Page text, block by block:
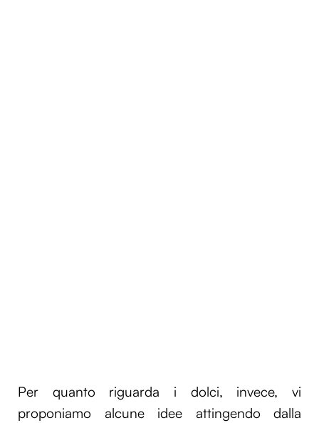
Per quanto riguarda i dolci, invece, vi
proponiamo alcune idee attingendo dalla